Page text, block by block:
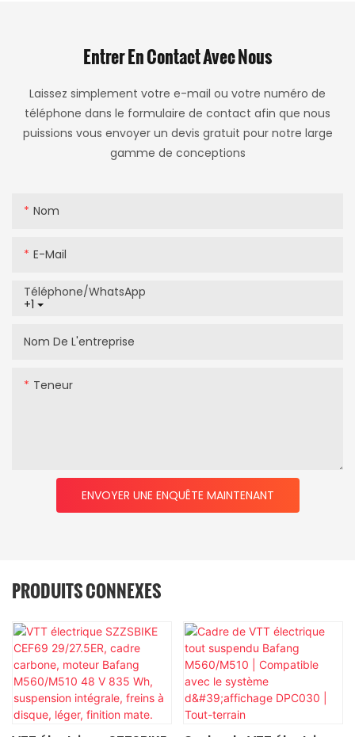
Entrer En Contact Avec Nous
Laissez simplement votre e-mail ou votre numéro de
téléphone dans le formulaire de contact afin que nous
puissions vous envoyer un devis gratuit pour notre large
gamme de conceptions
Nom
E-Mail
+1
Téléphone/WhatsApp
Nom De L'entreprise
Teneur
ENVOYER UNE ENQUÊTE MAINTENANT
PRODUITS CONNEXES